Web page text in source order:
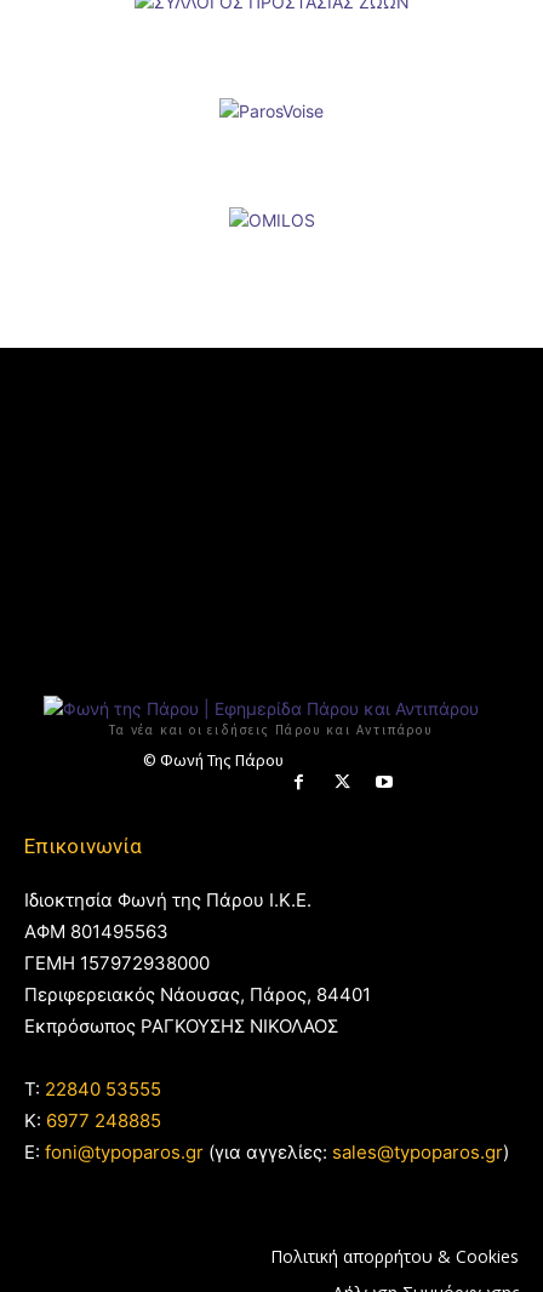
Τα νέα και οι ειδήσεις Πάρου και Αντιπάρου
© Φωνή Της Πάρου
Επικοινωνία
Ιδιοκτησία Φωνή της Πάρου Ι.Κ.Ε.
ΑΦΜ 801495563
ΓΕΜΗ 157972938000
Περιφερειακός Νάουσας, Πάρος, 84401
Εκπρόσωπος ΡΑΓΚΟΥΣΗΣ ΝΙΚΟΛΑΟΣ
T: 22840 53555
Κ: 6977 248885
E: foni@typoparos.gr (για αγγελίες: sales@typoparos.gr)
Πολιτική απορρήτου & Cookies